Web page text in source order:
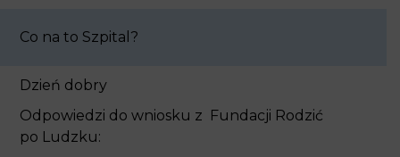
Odpowiedzi do wniosku z Fundacji Rodzić
do noszenia maseczki, zabezpiecza się personel.